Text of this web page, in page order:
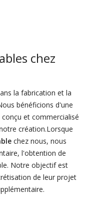
chez
la fabrication et la
bénéficions d'une
et commercialisé
création.Lorsque
chez nous, nous
l'obtention de
Notre objectif est
de leur projet